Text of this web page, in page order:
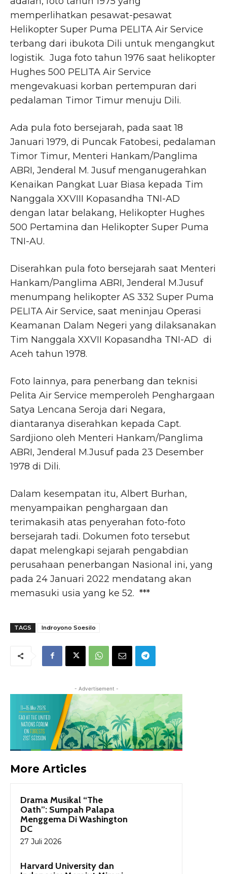
memperlihatkan pesawat-pesawat
Helikopter Super Puma PELITA Air Service
terbang dari ibukota Dili untuk mengangkut
logistik. Juga foto tahun 1976 saat helikopter
Hughes 500 PELITA Air Service
mengevakuasi korban pertempuran dari
pedalaman Timor Timur menuju Dili.
Ada pula foto bersejarah, pada saat 18
Januari 1979, di Puncak Fatobesi, pedalaman
Timor Timur, Menteri Hankam/Panglima
ABRI, Jenderal M. Jusuf menganugerahkan
Kenaikan Pangkat Luar Biasa kepada Tim
Nanggala XXVIII Kopasandha TNI-AD
dengan latar belakang, Helikopter Hughes
500 Pertamina dan Helikopter Super Puma
TNI-AU.
Diserahkan pula foto bersejarah saat Menteri
Hankam/Panglima ABRI, Jenderal M.Jusuf
menumpang helikopter AS 332 Super Puma
PELITA Air Service, saat meninjau Operasi
Keamanan Dalam Negeri yang dilaksanakan
Tim Nanggala XXVII Kopasandha TNI-AD di
Aceh tahun 1978.
Foto lainnya, para penerbang dan teknisi
Pelita Air Service memperoleh Penghargaan
Satya Lencana Seroja dari Negara,
diantaranya diserahkan kepada Capt.
Sardjiono oleh Menteri Hankam/Panglima
ABRI, Jenderal M.Jusuf pada 23 Desember
1978 di Dili.
Dalam kesempatan itu, Albert Burhan,
menyampaikan penghargaan dan
terimakasih atas penyerahan foto-foto
bersejarah tadi. Dokumen foto tersebut
dapat melengkapi sejarah pengabdian
perusahaan penerbangan Nasional ini, yang
pada 24 Januari 2022 mendatang akan
memasuki usia yang ke 52. ***
TAGS Indroyono Soesilo
- Advertisement -
More Articles
Drama Musikal “The
Oath”: Sumpah Palapa
Menggema Di Washington
DC
27 Juli 2026
Harvard University dan